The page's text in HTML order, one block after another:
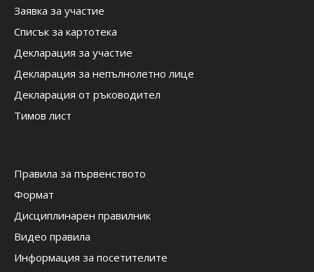
Заявка за участие
Списък за картотека
Декларация за участие
Декларация за непълнолетно лице
Декларация от ръководител
Тимов лист
Правила за първенството
Формат
Дисциплинарен правилник
Видео правила
Информация за посетителите